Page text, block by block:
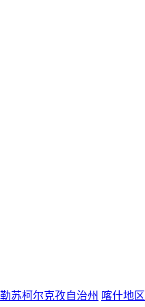
苏柯尔克孜自治州 喀什地区